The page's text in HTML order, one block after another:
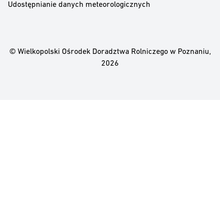
Udostępnianie danych meteorologicznych
© Wielkopolski Ośrodek Doradztwa Rolniczego w Poznaniu,
2026